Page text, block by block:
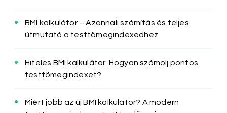
BMI kalkulátor – Azonnali számítás és teljes
útmutató a testtömegindexedhez
Hiteles BMI kalkulátor: Hogyan számolj pontos
testtömegindexet?
Miért jobb az új BMI kalkulátor? A modern